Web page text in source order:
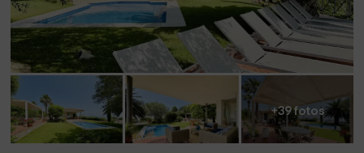
+39 fotos